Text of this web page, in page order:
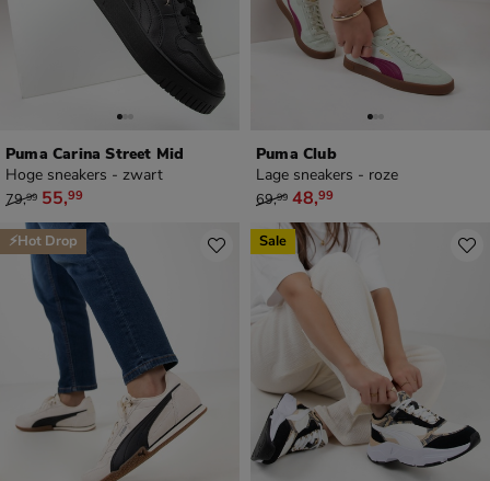
Puma Carina Street Mid
Hoge sneakers - zwart
van € 79,99 voor € 55,99
79,99 55,99
Puma Club
Lage sneakers - roze
van € 69,99 voor € 48,99
69,99 48,99
⚡Hot Drop Sale